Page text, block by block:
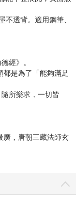
透背。適用鋼筆、
經》。
是為了「能夠滿足
所樂求，一切皆
廣，唐朝三藏法師玄